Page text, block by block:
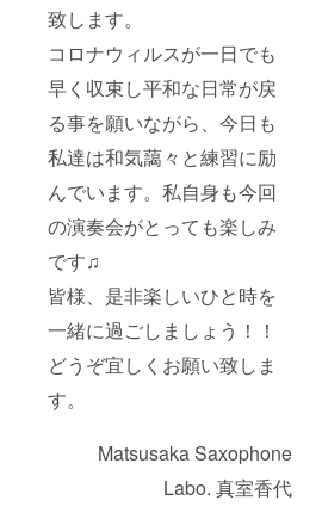
致します。
コロナウィルスが一日でも
早く収束し平和な日常が戻
る事を願いながら、今日も
私達は和気藹々と練習に励
んでいます。私自身も今回
の演奏会がとっても楽しみ
です♫
皆様、是非楽しいひと時を
一緒に過ごしましょう！！
どうぞ宜しくお願い致しま
す。
Matsusaka Saxophone
Labo. 真室香代